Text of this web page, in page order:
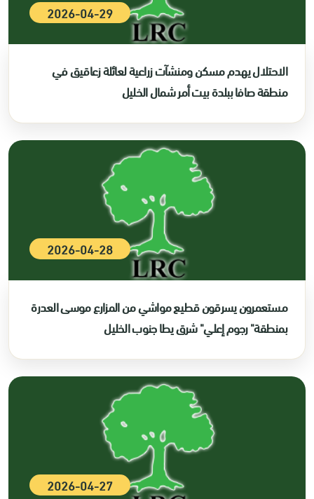
2026-04-29
الاحتلال يهدم مسكن ومنشآت زراعية لعائلة زعاقيق في
منطقة صافا ببلدة بيت أمر شمال الخليل
2026-04-28
مستعمرون يسرقون قطيع مواشي من المزارع موسى العدرة
بمنطقة" رجوم إعلي" شرق يطا جنوب الخليل
2026-04-27